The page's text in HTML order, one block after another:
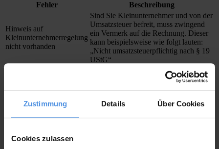
Zustimmung Details Über Cookies
Cookies zulassen
Fehler Beschreibung
Hinweis auf
Kleinunternehmerregelung
nicht vorhanden
Sind Sie Kleinunternehmer und von der
Umsatzsteuer befreit, muss zwingend
ein Vermerk auf die Rechnung. Dieser
kann beispielsweise wie folgt lauten:
„Nicht umsatzsteuerpflichtig nach § 19
UStG“
Als Rechnungsersteller müssen Sie
zwingend Ihre Steuernummer oder Ihre
Umsatzsteuer-Identifikationsnummer
Falsche Angabe der
Sowohl Ihre Adresse als auch die